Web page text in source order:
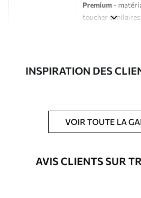
Premium -
toucher similaires
Possibilité
protecteur pour
du tableau.
Matériaux disponibles
INSPIRATION DES
VOIR TOUTE LA
AVIS CLIENTS SUR